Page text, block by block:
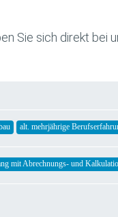
Sie sich direkt bei
alt. mehrjährige
mit Abrechnungs- und